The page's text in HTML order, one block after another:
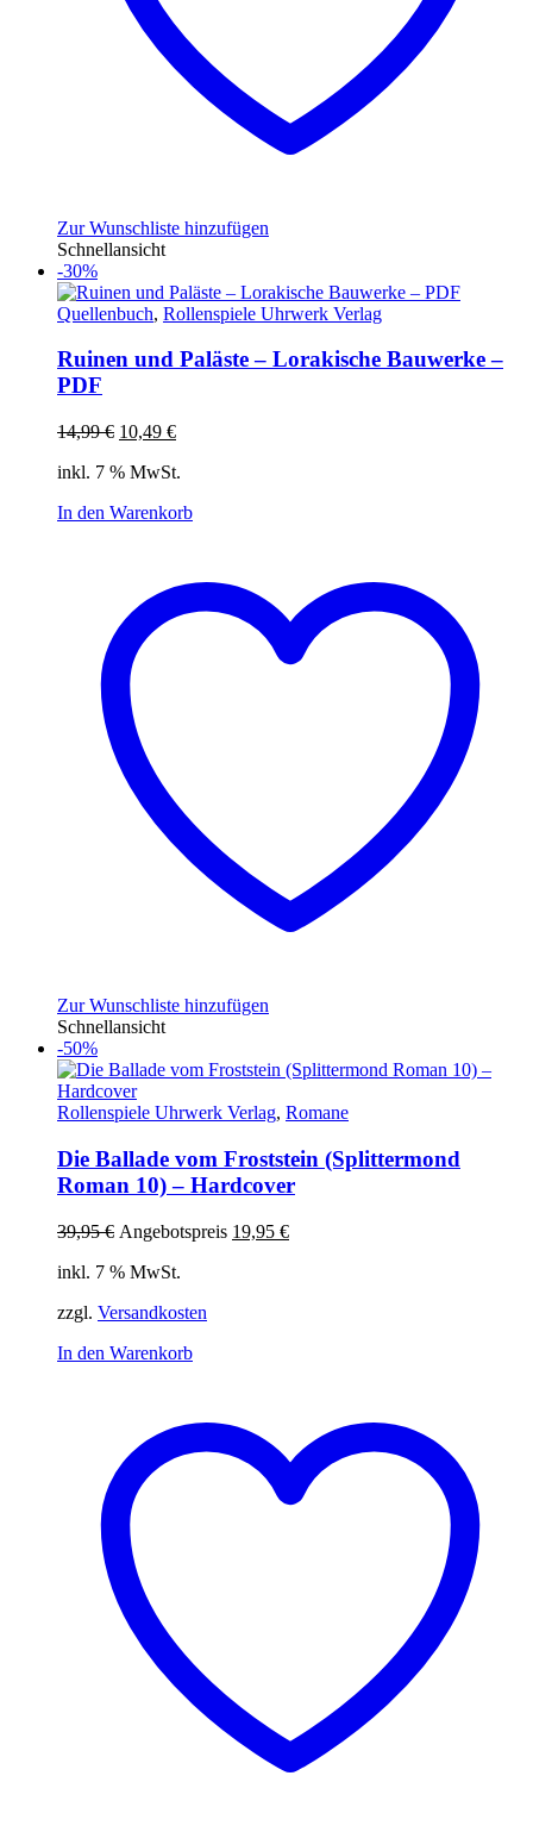
Zur Wunschliste hinzufügen
Schnellansicht
-30%
Quellenbuch, Rollenspiele Uhrwerk Verlag
Ruinen und Paläste – Lorakische Bauwerke –
PDF
14,99€ Ursprünglicher
war:
10,49 €Aktueller
ist:
inkl. 7 % MwSt.
In den Warenkorb
Zur Wunschliste hinzufügen
Schnellansicht
-50%
Rollenspiele Uhrwerk Verlag, Romane
Die Ballade vom Froststein (Splittermond
Roman 10) – Hardcover
39,95€ Ursprünglicher
war:
Angebotspreis 19,95 €Aktueller
inkl. 7 % MwSt.
zzgl. Versandkosten
In den Warenkorb